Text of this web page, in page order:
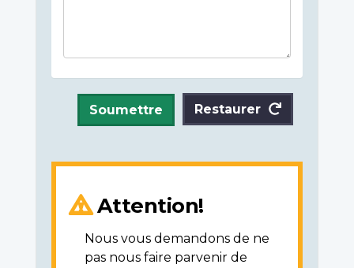
Soumettre Restaurer
Attention!
Nous vous demandons de ne
pas nous faire parvenir de